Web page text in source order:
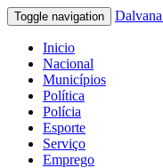
Toggle navigation
Inicio
Nacional
Municípios
Política
Polícia
Esporte
Serviço
Emprego